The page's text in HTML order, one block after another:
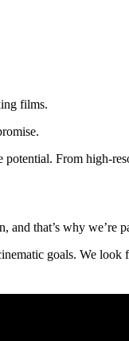
films.
From high-
that’s why we’re
goals. We